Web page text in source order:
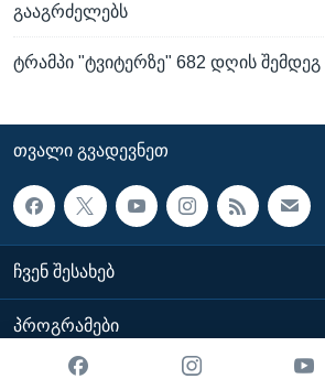
გააგრძელებს
ტრამპი "ტვიტერზე" 682 დღის
ᲗᲕᲐᲚᲘ ᲒᲕᲐᲓᲔᲕᲜᲔᲗ
ᲩᲕᲔᲜ ᲨᲔᲡᲐᲮᲔᲑ
ᲞᲠᲝᲒᲠᲐᲛᲔᲑᲘ